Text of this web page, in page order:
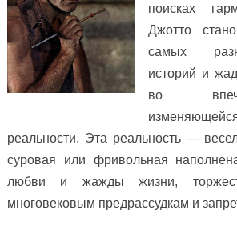
поисках
Джотто
самых
историй и
во
реальности. Эта реальность —
суровая или фривольная
любви и жажды жизни,
многовековым предрассудкам и